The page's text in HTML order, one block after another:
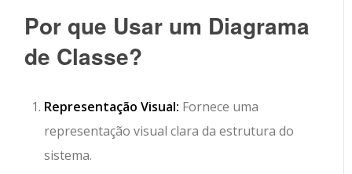
Por que Usar um Diagrama
de Classe?
Representação Visual: Fornece uma
representação visual clara da estrutura do
sistema.